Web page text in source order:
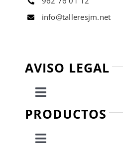
info@talleresjm.net
AVISO LEGAL
Toggle
Política de privacidad
PRODUCTOS
Toggle